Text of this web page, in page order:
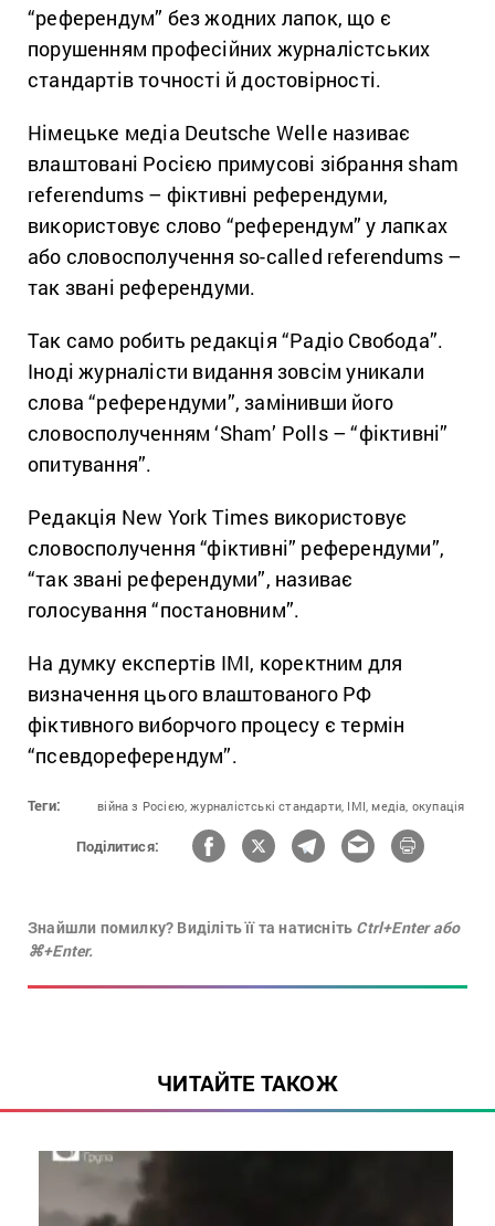
“референдум” без жодних лапок, що є
порушенням професійних журналістських
стандартів точності й достовірності.
Німецьке медіа Deutsche Welle називає
влаштовані Росією примусові зібрання sham
referendums – фіктивні референдуми,
використовує слово “референдум” у лапках
або словосполучення so-called referendums –
так звані референдуми.
Так само робить редакція “Радіо Свобода”.
Іноді журналісти видання зовсім уникали
слова “референдуми”, замінивши його
словосполученням ‘Sham’ Polls – “фіктивні”
опитування”.
Редакція New York Times використовує
словосполучення “фіктивні” референдуми”,
“так звані референдуми”, називає
голосування “постановним”.
На думку експертів ІМІ, коректним для
визначення цього влаштованого РФ
фіктивного виборчого процесу є термін
“псевдореферендум”.
Теги: війна з Росією, журналістські стандарти, ІМІ, медіа, окупація
Поділитися:
Знайшли помилку? Виділіть її та натисніть Ctrl+Enter або
⌘+Enter.
ЧИТАЙТЕ ТАКОЖ